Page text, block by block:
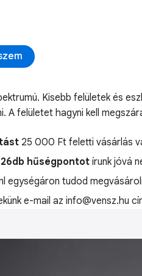
Kisebb felületek és
A felületet hagyni kell
25 000 Ft feletti vásárlás
26db hűségpontot írunk jóvá
egységáron tudod
e-mail az info@vensz.hu